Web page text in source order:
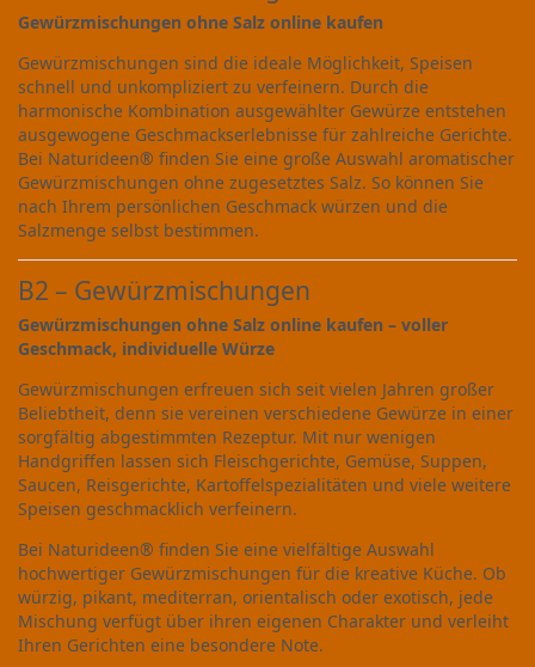
Gewürzmischungen ohne Salz online kaufen
Gewürzmischungen sind die ideale Möglichkeit, Speisen
schnell und unkompliziert zu verfeinern. Durch die
harmonische Kombination ausgewählter Gewürze entstehen
ausgewogene Geschmackserlebnisse für zahlreiche Gerichte.
Bei Naturideen® finden Sie eine große Auswahl aromatischer
Gewürzmischungen ohne zugesetztes Salz. So können Sie
nach Ihrem persönlichen Geschmack würzen und die
Salzmenge selbst bestimmen.
B2 – Gewürzmischungen
Gewürzmischungen ohne Salz online kaufen – voller
Geschmack, individuelle Würze
Gewürzmischungen erfreuen sich seit vielen Jahren großer
Beliebtheit, denn sie vereinen verschiedene Gewürze in einer
sorgfältig abgestimmten Rezeptur. Mit nur wenigen
Handgriffen lassen sich Fleischgerichte, Gemüse, Suppen,
Saucen, Reisgerichte, Kartoffelspezialitäten und viele weitere
Speisen geschmacklich verfeinern.
Bei Naturideen® finden Sie eine vielfältige Auswahl
hochwertiger Gewürzmischungen für die kreative Küche. Ob
würzig, pikant, mediterran, orientalisch oder exotisch, jede
Mischung verfügt über ihren eigenen Charakter und verleiht
Ihren Gerichten eine besondere Note.